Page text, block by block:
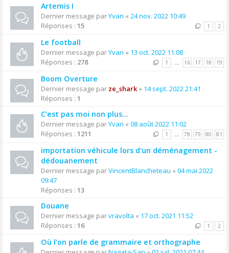
Artemis I
Dernier message parYvan « 24 nov. 2022 10:49
Réponses : 15 1 2
Le football
Dernier message parYvan « 13 oct. 2022 11:08
Réponses : 278 1 … 16 17 18 19
Boom Overture
Dernier message par ze_shark« 14 sept. 2022 21:41
Réponses : 1
C'est pas moi non plus...
Dernier message parYvan « 08 août 2022 11:02
Réponses : 1211 1 … 78 79 80 81
importation véhicule lors d'un déménagement -
dédouanement
Dernier message parVincentBlancheteau « 04 mai 2022
09:47
Réponses : 13
Douane
Dernier message parvravolta « 17 oct. 2021 11:52
Réponses : 16 1 2
Où l'on parle de grammaire et orthographe